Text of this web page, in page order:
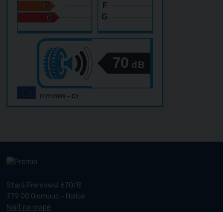
F
G
70 dB
Stará Přerovská 670/8
779 00 Olomouc - Holice
Najít na mapě